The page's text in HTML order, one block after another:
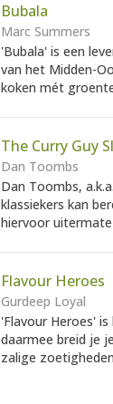
Bubala
Marc Summers
'Bubala' is een
van het Midden-
koken mét
The Curry Guy
Dan Toombs
Dan Toombs,
klassiekers kan
hiervoor
Flavour Heroes
Gurdeep Loyal
'Flavour Heroes'
daarmee breid je
zalige